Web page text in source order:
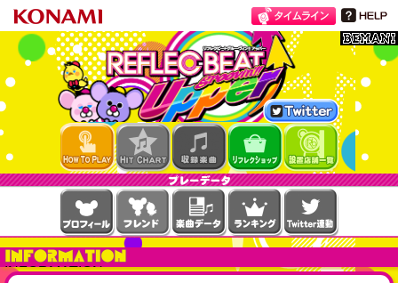
REFLEC B
EAT twitter
HOW T
O PLAY
リフレ
クショ
ップ
設置店
舗一覧
INFORMATION